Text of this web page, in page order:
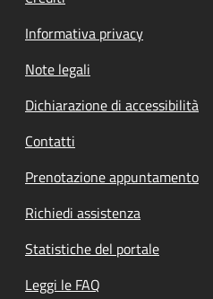
Informativa privacy
Note legali
Dichiarazione di accessibilità
Contatti
Prenotazione appuntamento
Richiedi assistenza
Statistiche del portale
Leggi le FAQ